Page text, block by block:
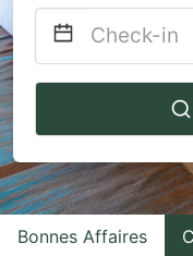
Navigate
to
interact
with
the
Bonnes Affaires